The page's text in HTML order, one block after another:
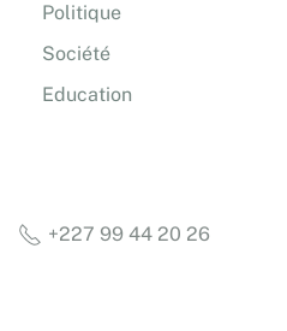
Politique
Société
Education
+227 99 44 20 26